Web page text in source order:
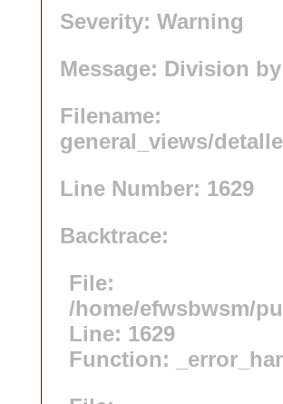
Severity: Warning
Message: Division
Filename:
general_views/
Line Number: 1629
Backtrace:
File:
/home/efwsbwsm/
Line: 1629
Function: